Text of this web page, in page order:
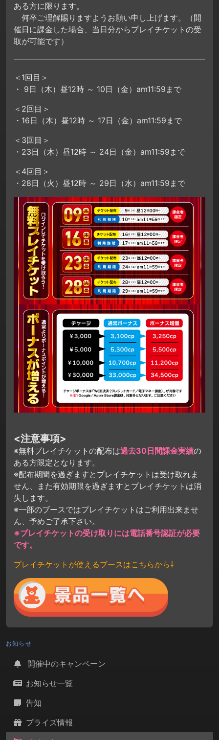
ある方に限ります。
何卒ご理解賜りますようお願い申し上げます。（開
催日に課金した場合、当日分からプレイチケットの受
取が可能です）
＜1回目＞
・ 9日（木）昼12時 ～ 10日（金）am11:59まで
＜2回目＞
・16日（木）昼12時 ～ 17日（金）am11:59まで
＜3回目＞
・23日（木）昼12時 ～ 24日（金）am11:59まで
＜4回目＞
・28日（火）昼12時 ～ 29日（水）am11:59まで
<注意事項>
※無料プレイチケットの配布は過去30日間課金実績の
ある方限定となります。
※配布期間を過ぎますとプレイチケットは受け取れま
せん、また有効期限を過ぎますとプレイチケットは消
失します。
※一部のブースではプレイチケットはご利用出来ませ
ん、予めご了承下さい。
※プレイチケットの受け取りには電話番号認証が必要
です。
プレイチケットが使えるブースはこちらから⇩
お知らせ
開催中のキャンペーン
お知らせ一覧
告知
プライズ情報